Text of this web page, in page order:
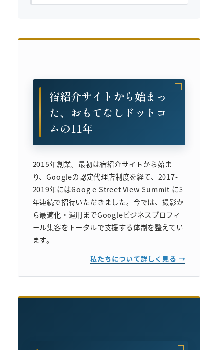
宿紹介サイトから始まっ
た、おもてなしドットコ
ムの11年
2015年創業。最初は宿紹介サイトから始ま
り、Googleの認定代理店制度を経て、2017-
2019年にはGoogle Street View Summit に3
年連続で招待いただきました。今では、撮影か
ら最適化・運用までGoogleビジネスプロフィ
ール集客をトータルで支援する体制を整えてい
ます。
私たちについて詳しく見る →